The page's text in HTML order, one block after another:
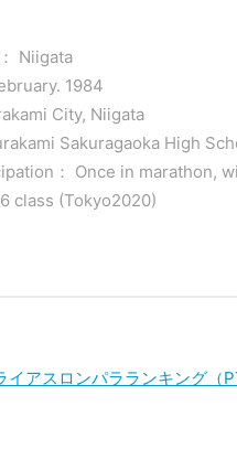
Niigata
1984
City, Niigata
Sakuragaoka High
： Once in marathon,
class (Tokyo2020)
イアスロンパラランキング（